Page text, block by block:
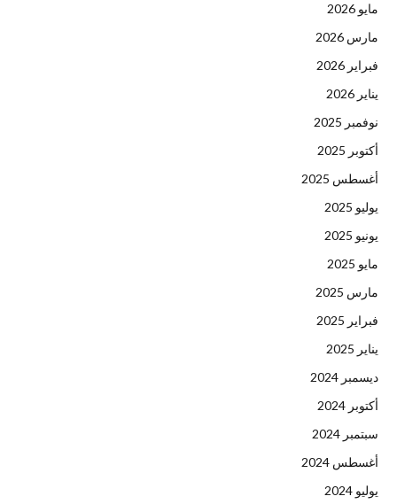
مايو 2026
مارس 2026
فبراير 2026
يناير 2026
نوفمبر 2025
أكتوبر 2025
أغسطس 2025
يوليو 2025
يونيو 2025
مايو 2025
مارس 2025
فبراير 2025
يناير 2025
ديسمبر 2024
أكتوبر 2024
سبتمبر 2024
أغسطس 2024
يوليو 2024